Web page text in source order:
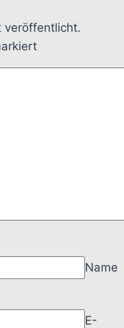
veröffentlicht.
Name
E-